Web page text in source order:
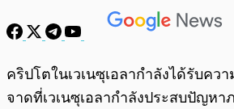
พร้อมเล่น
คริปโตในเวเนซุเอลากำลังได้รับคว
จาดที่เวเนซุเอลากำลังประสบปัญหา